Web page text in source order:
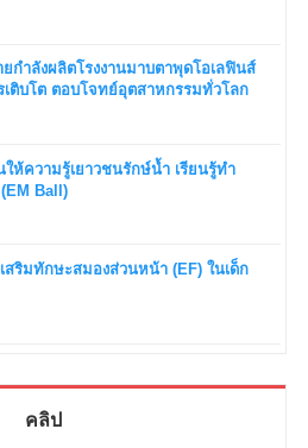
ยกำลังผลิตโรงงานมาบตาพุดโอเลฟินส์
เติบโต ตอบโจทย์อุตสาหกรรมทั่วโลก
ให้ความรู้เยาวชนรักษ์น้ำ เรียนรู้ทำ
Ball)
ริมทักษะสมองส่วนหน้า (EF) ในเด็ก
คลิป